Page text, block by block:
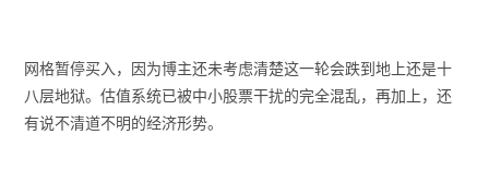
网格暂停买入，因为博主还未考虑清楚这一轮会跌到地上还是十
八层地狱。估值系统已被中小股票干扰的完全混乱，再加上，还
有说不清道不明的经济形势。